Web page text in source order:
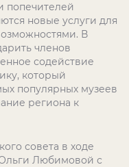
попечителей
новые услуги для
В
членов
содействие
который
популярных музеев
региона к
совета в ходе
Любимовой с